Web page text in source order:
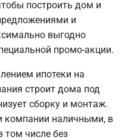
построить дом и
и
выгодно
промо-акции.
ипотеки на
строит дома под
сборку и монтаж.
компании наличными, в
том числе без